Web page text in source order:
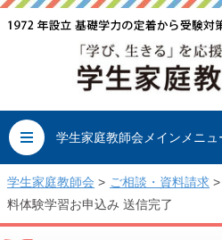
学生家庭教師会メインメニュ
学生家庭教師会 > ご相談・資料請求 >
料体験学習お申込み 送信完了